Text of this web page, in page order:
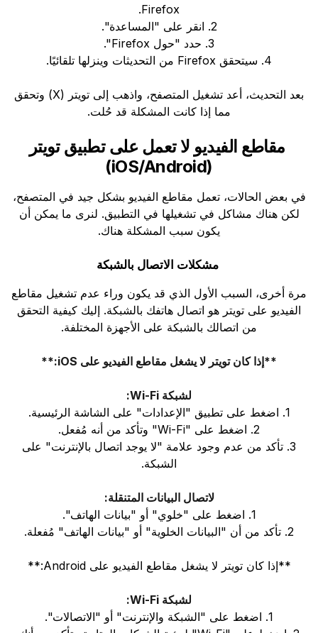
Firefox.
2. انقر على "المساعدة".
3. حدد "حول Firefox".
4. سيتحقق Firefox من التحديثات وينزلها تلقائيًا.
بعد التحديث، أعد تشغيل المتصفح، واذهب إلى تويتر (X) وتحقق
مما إذا كانت المشكلة قد حُلت.
مقاطع الفيديو لا تعمل على تطبيق تويتر
(iOS/Android)
في بعض الحالات، تعمل مقاطع الفيديو بشكل جيد في المتصفح،
لكن هناك مشاكل في تشغيلها في التطبيق. لنرى ما يمكن أن
يكون سبب المشكلة هناك.
مشكلات الاتصال بالشبكة
مرة أخرى، السبب الأول الذي قد يكون وراء عدم تشغيل مقاطع
الفيديو على تويتر هو اتصال هاتفك بالشبكة. إليك كيفية التحقق
من اتصالك بالشبكة على الأجهزة المختلفة.
**إذا كان تويتر لا يشغل مقاطع الفيديو على iOS:**
لشبكة Wi-Fi:
1. اضغط على تطبيق "الإعدادات" على الشاشة الرئيسية.
2. اضغط على "Wi-Fi" وتأكد من أنه مُفعل.
3. تأكد من عدم وجود علامة "لا يوجد اتصال بالإنترنت" على
الشبكة.
لاتصال البيانات المتنقلة:
1. اضغط على "خلوي" أو "بيانات الهاتف".
2. تأكد من أن "البيانات الخلوية" أو "بيانات الهاتف" مُفعلة.
**إذا كان تويتر لا يشغل مقاطع الفيديو على Android:**
لشبكة Wi-Fi:
1. اضغط على "الشبكة والإنترنت" أو "الاتصالات".